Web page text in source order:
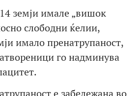
земји имале „вишок
слободни ќелии,
имало пренатрупаност,
го надминува
е забележана во